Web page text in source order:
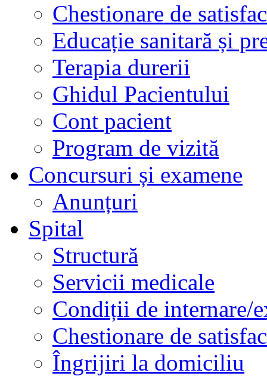
Chestionare de
Educație sanitară și
Terapia durerii
Ghidul Pacientului
Cont pacient
Program de vizită
Concursuri și examene
Anunțuri
Spital
Structură
Servicii medicale
Condiții de internare/
Chestionare de
Îngrijiri la domiciliu